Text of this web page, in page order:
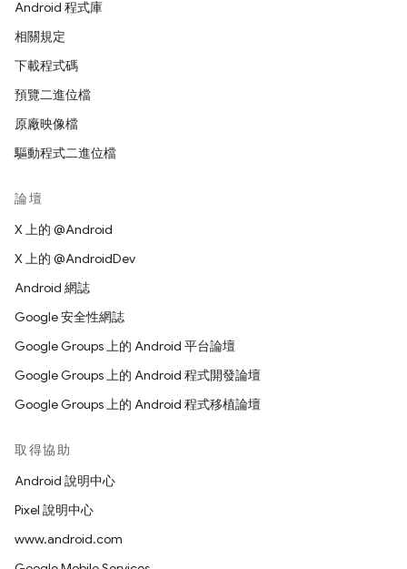
Android 程式庫
相關規定
下載程式碼
預覽二進位檔
原廠映像檔
驅動程式二進位檔
論壇
X 上的 @Android
X 上的 @AndroidDev
Android 網誌
Google 安全性網誌
Google Groups 上的 Android 平台論壇
Google Groups 上的 Android 程式開發論壇
Google Groups 上的 Android 程式移植論壇
取得協助
Android 說明中心
Pixel 說明中心
www.android.com